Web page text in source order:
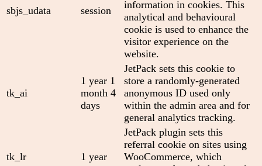
sbjs_udata session
information in cookies. This
analytical and behavioural
cookie is used to enhance the
visitor experience on the
website.
tk_ai
1 year 1
month 4
days
JetPack sets this cookie to
store a randomly-generated
anonymous ID used only
within the admin area and for
general analytics tracking.
tk_lr 1 year
JetPack plugin sets this
referral cookie on sites using
WooCommerce, which